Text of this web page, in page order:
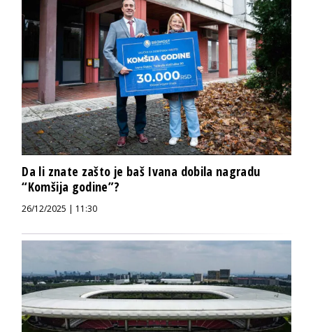
Da li znate zašto je baš Ivana dobila nagradu
“Komšija godine”?
26/12/2025 | 11:30